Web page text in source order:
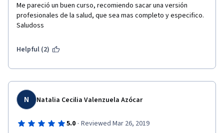
Me pareció un buen curso, recomiendo sacar una versión
profesionales de la salud, que sea mas completo y especifico.
Saludoss
Helpful (2)
N Natalia Cecilia Valenzuela Azócar
5.0 · Reviewed Mar 26, 2019